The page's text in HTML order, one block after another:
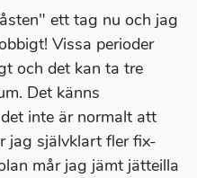
ett tag nu och jag
Vissa perioder
och det kan ta tre
Det känns
inte är normalt att
jag självklart fler fix-
mår jag jämt jätteilla